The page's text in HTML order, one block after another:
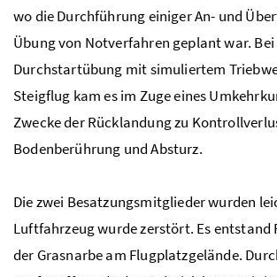
wo die Durchführung einiger An- und
Übung von Notverfahren geplant war.
Durchstartübung mit simuliertem
Steigflug kam es im Zuge eines
Zwecke der Rücklandung zu
Bodenberührung und Absturz.
Die zwei Besatzungsmitglieder wurden
Luftfahrzeug wurde zerstört. Es entstand
der Grasnarbe am Flugplatzgelände.